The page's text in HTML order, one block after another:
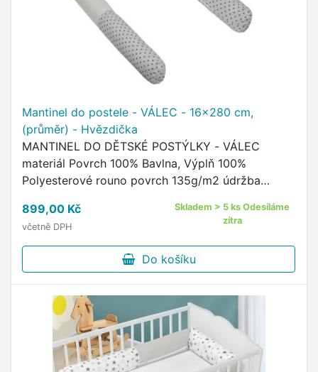
Mantinel do postele - VÁLEC - 16x280 cm,
(průměr) - Hvězdička
MANTINEL DO DĚTSKÉ POSTÝLKY - VÁLEC
materiál Povrch 100% Bavlna, Výplň 100%
Polyesterové rouno povrch 135g/m2 údržba
sušičce nedoporučujeme údržba výplně …
899,00 Kč
včetně DPH
Skladem > 5 ks Odesíláme
zítra
Do košíku